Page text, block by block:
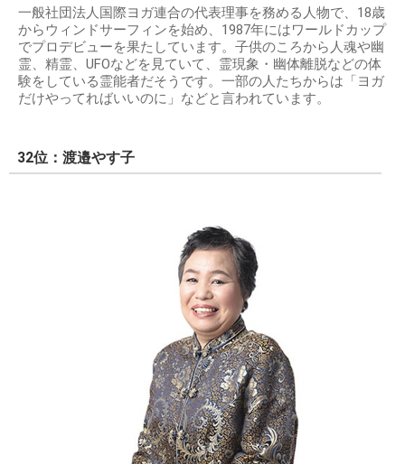
一般社団法人国際ヨガ連合の代表理事を務める人物で、18歳
からウィンドサーフィンを始め、1987年にはワールドカップ
でプロデビューを果たしています。子供のころから人魂や幽
霊、精霊、UFOなどを見ていて、霊現象・幽体離脱などの体
験をしている霊能者だそうです。一部の人たちからは「ヨガ
だけやってればいいのに」などと言われています。
32位：渡邉やす子